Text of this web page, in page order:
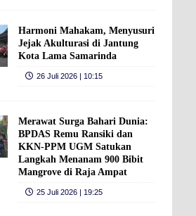
Harmoni Mahakam, Menyusuri
Jejak Akulturasi di Jantung
Kota Lama Samarinda
26 Juli 2026 | 10:15
Merawat Surga Bahari Dunia:
BPDAS Remu Ransiki dan
KKN-PPM UGM Satukan
Langkah Menanam 900 Bibit
Mangrove di Raja Ampat
25 Juli 2026 | 19:25